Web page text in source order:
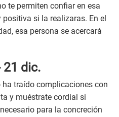
te permiten confiar en esa
si la realizaras. En el
esa persona se acercará
21 dic.
traído complicaciones con
y muéstrate cordial si
para la concreción